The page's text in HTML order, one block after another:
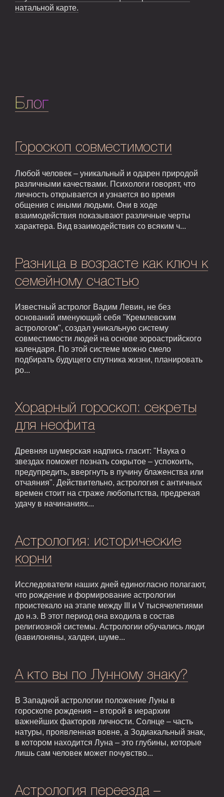
натальной карте.
Блог
Гороскоп совместимости
Любой человек – уникальный и одарен природой
различными качествами. Психологи говорят, что
личность открывается и узнается во время
общения с иными людьми. Они в ходе
взаимодействия показывают различные черты
характера. Вид взаимодействия со всяким ч...
Разница в возрасте как ключ к
семейному счастью
Известный астролог Вадим Левин, не без
оснований именующий себя "Кремлевским
астрологом", создал уникальную систему
совместимости людей на основе зороастрийского
календаря. По этой системе можно смело
подбирать будущего спутника жизни, планировать
ро...
Хорарный гороскоп: секреты
для неофита
Древняя шумерская надпись гласит: "Наука о
звездах поможет познать сокрытое – успокоить,
предупредить, ввергнуть в пучину блаженства или
отчаяния". Действительно, астрология с античных
времен стоит на страже любопытства, предрекая
удачу в начинаниях...
Астрология: исторические
корни
Исследователи наших дней единогласно полагают,
что рождение и формирование астрологии
проистекало на этапе между III и V тысячелетиями
до н.э. В этот период она входила в состав
религиозной системы. Астрологии обучались люди
(вавилоняны, халдеи, шуме...
А кто вы по Лунному знаку?
В Западной астрологии положение Луны в
гороскопе рождения – второй в иерархии
важнейших факторов личности. Солнце – часть
натуры, проявленная вовне, а Зодиакальный знак,
в котором находится Луна – это глубины, которые
лишь сам человек может почувство...
Астрология переезда –